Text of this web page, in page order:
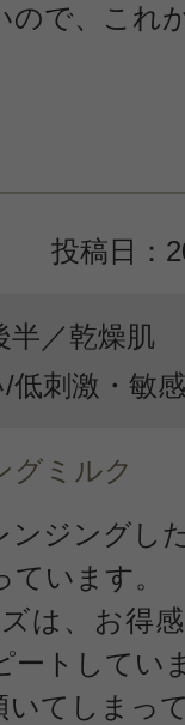
ので、これ
投稿日：
半／乾燥肌
低刺激・敏
グミルク
ンジングし
います。
は、お得
ートしてい
いてしまっ